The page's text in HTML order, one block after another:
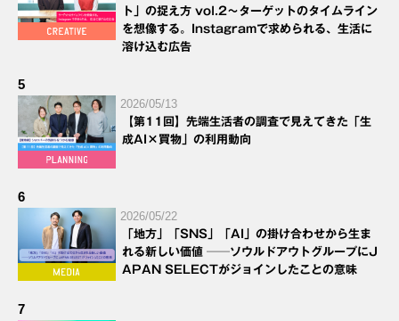
ト」の捉え方 vol.2～ターゲットのタイムライン
を想像する。Instagramで求められる、生活に
溶け込む広告
5
2026/05/13
【第11回】先端生活者の調査で見えてきた「生
成AI×買物」の利用動向
6
2026/05/22
「地方」「SNS」「AI」の掛け合わせから生ま
れる新しい価値 ──ソウルドアウトグループにJ
APAN SELECTがジョインしたことの意味
7